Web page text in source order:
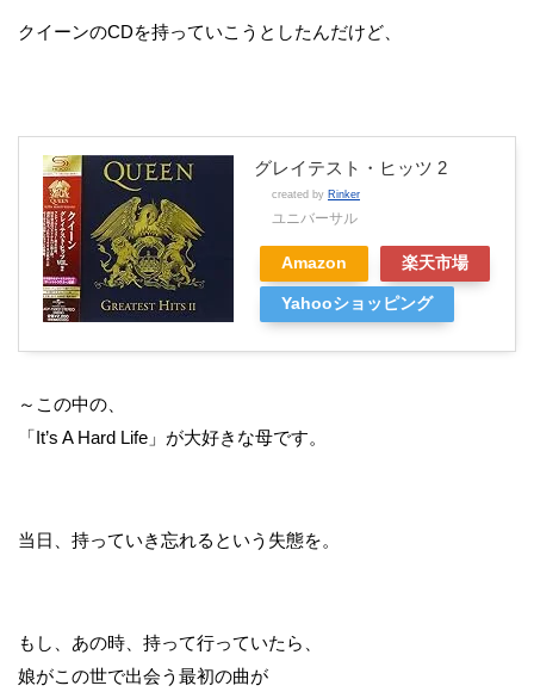
クイーンのCDを持っていこうとしたんだけど、
グレイテスト・ヒッツ 2
created by Rinker
ユニバーサル
Amazon 楽天市場
Yahooショッピング
～この中の、
「It’s A Hard Life」が大好きな母です。
当日、持っていき忘れるという失態を。
もし、あの時、持って行っていたら、
娘がこの世で出会う最初の曲が